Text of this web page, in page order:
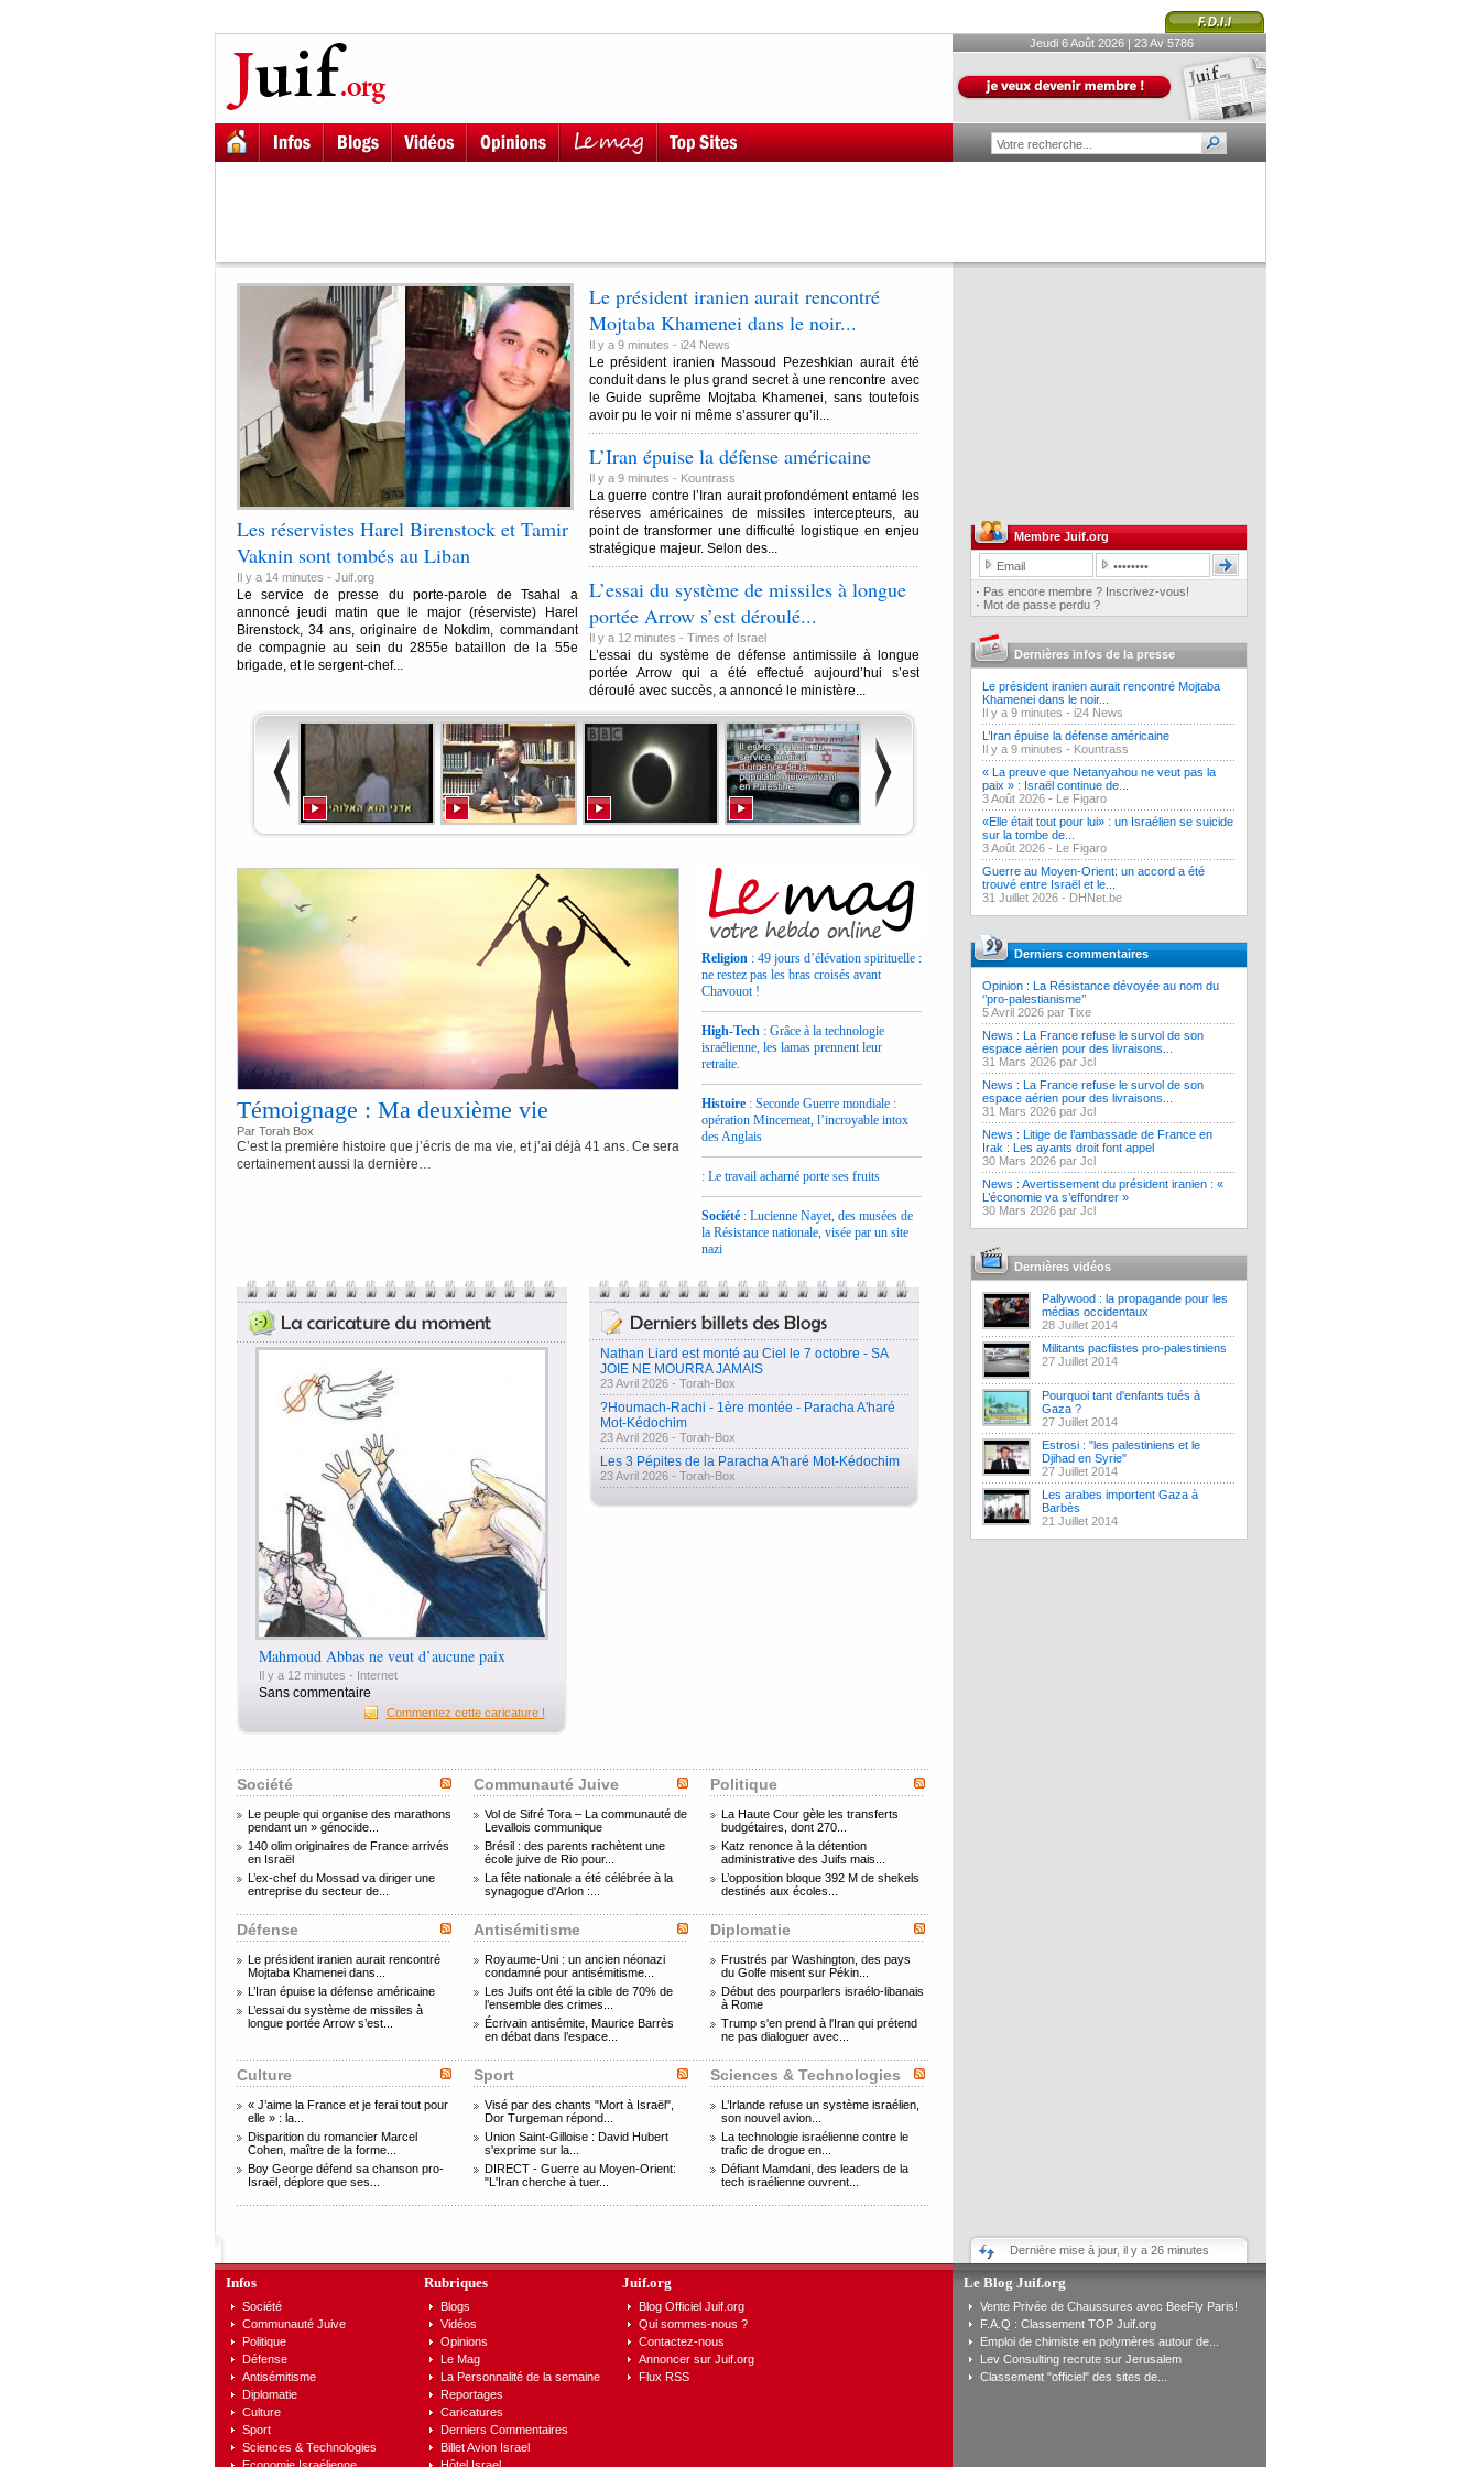
Jeudi 6 Août 2026 | 23 Av 5786
Les réservistes Harel Birenstock et Tamir
Vaknin sont tombés au Liban
Il y a 14 minutes - Juif.org
Le service de presse du porte-parole de Tsahal a
annoncé jeudi matin que le major (réserviste) Harel
Birenstock, 34 ans, originaire de Nokdim, commandant
de compagnie au sein du 2855e bataillon de la 55e
brigade, et le sergent-chef...
Le président iranien aurait rencontré
Mojtaba Khamenei dans le noir...
Il y a 9 minutes - i24 News
Le président iranien Massoud Pezeshkian aurait été
conduit dans le plus grand secret à une rencontre avec
le Guide suprême Mojtaba Khamenei, sans toutefois
avoir pu le voir ni même s’assurer qu’il...
L’Iran épuise la défense américaine
Il y a 9 minutes - Kountrass
La guerre contre l’Iran aurait profondément entamé les
réserves américaines de missiles intercepteurs, au
point de transformer une difficulté logistique en enjeu
stratégique majeur. Selon des...
L’essai du système de missiles à longue
portée Arrow s’est déroulé...
Il y a 12 minutes - Times of Israel
L’essai du système de défense antimissile à longue
portée Arrow qui a été effectué aujourd’hui s’est
déroulé avec succès, a annoncé le ministère...
Témoignage : Ma deuxième vie
Par Torah Box
C’est la première histoire que j’écris de ma vie, et j’ai déjà 41 ans. Ce sera
certainement aussi la dernière…
Religion: 49 jours d’élévation spirituelle :
ne restez pas les bras croisés avant
Chavouot !
High-Tech: Grâce à la technologie
israélienne, les lamas prennent leur
retraite.
Histoire: Seconde Guerre mondiale :
opération Mincemeat, l’incroyable intox
des Anglais
: Le travail acharné porte ses fruits
Société: Lucienne Nayet, des musées de
la Résistance nationale, visée par un site
nazi
Mahmoud Abbas ne veut d’aucune paix
Il y a 12 minutes - Internet
Sans commentaire
Commentez cette caricature !
Nathan Liard est monté au Ciel le 7 octobre - SA
JOIE NE MOURRA JAMAIS
23 Avril 2026 - Torah-Box
?Houmach-Rachi - 1ère montée - Paracha A'haré
Mot-Kédochim
23 Avril 2026 - Torah-Box
Les 3 Pépites de la Paracha A'haré Mot-Kédochim
23 Avril 2026 - Torah-Box
Société
Le peuple qui organise des marathons
pendant un » génocide...
140 olim originaires de France arrivés
en Israël
L’ex-chef du Mossad va diriger une
entreprise du secteur de...
Communauté Juive
Vol de Sifré Tora – La communauté de
Levallois communique
Brésil : des parents rachètent une
école juive de Rio pour...
La fête nationale a été célébrée à la
synagogue d'Arlon :...
Politique
La Haute Cour gèle les transferts
budgétaires, dont 270...
Katz renonce à la détention
administrative des Juifs mais...
L’opposition bloque 392 M de shekels
destinés aux écoles...
Défense
Le président iranien aurait rencontré
Mojtaba Khamenei dans...
L’Iran épuise la défense américaine
L’essai du système de missiles à
longue portée Arrow s’est...
Antisémitisme
Royaume-Uni : un ancien néonazi
condamné pour antisémitisme...
Les Juifs ont été la cible de 70% de
l’ensemble des crimes...
Écrivain antisémite, Maurice Barrès
en débat dans l’espace...
Diplomatie
Frustrés par Washington, des pays
du Golfe misent sur Pékin...
Début des pourparlers israélo-libanais
à Rome
Trump s'en prend à l'Iran qui prétend
ne pas dialoguer avec...
Culture
« J’aime la France et je ferai tout pour
elle » : la...
Disparition du romancier Marcel
Cohen, maître de la forme...
Boy George défend sa chanson pro-
Israël, déplore que ses...
Sport
Visé par des chants "Mort à Israël",
Dor Turgeman répond...
Union Saint-Gilloise : David Hubert
s'exprime sur la...
DIRECT - Guerre au Moyen-Orient:
"L'Iran cherche à tuer...
Sciences & Technologies
L’Irlande refuse un système israélien,
son nouvel avion...
La technologie israélienne contre le
trafic de drogue en...
Défiant Mamdani, des leaders de la
tech israélienne ouvrent...
Membre Juif.org
· Pas encore membre ? Inscrivez-vous!
· Mot de passe perdu ?
Dernières infos de la presse
Le président iranien aurait rencontré Mojtaba
Khamenei dans le noir...
Il y a 9 minutes - i24 News
L’Iran épuise la défense américaine
Il y a 9 minutes - Kountrass
« La preuve que Netanyahou ne veut pas la
paix » : Israël continue de...
3 Août 2026 - Le Figaro
«Elle était tout pour lui» : un Israélien se suicide
sur la tombe de...
3 Août 2026 - Le Figaro
Guerre au Moyen-Orient: un accord a été
trouvé entre Israël et le...
31 Juillet 2026 - DHNet.be
Derniers commentaires
Opinion : La Résistance dévoyée au nom du
‘’pro-palestianisme’’
5 Avril 2026 par Tixe
News : La France refuse le survol de son
espace aérien pour des livraisons...
31 Mars 2026 par Jcl
News : La France refuse le survol de son
espace aérien pour des livraisons...
31 Mars 2026 par Jcl
News : Litige de l’ambassade de France en
Irak : Les ayants droit font appel
30 Mars 2026 par Jcl
News : Avertissement du président iranien : «
L’économie va s’effondrer »
30 Mars 2026 par Jcl
Dernières vidéos
Pallywood : la propagande pour les
médias occidentaux
28 Juillet 2014
Militants pacfiistes pro-palestiniens
27 Juillet 2014
Pourquoi tant d'enfants tués à
Gaza ?
27 Juillet 2014
Estrosi : "les palestiniens et le
Djihad en Syrie"
27 Juillet 2014
Les arabes importent Gaza à
Barbès
21 Juillet 2014
Dernière mise à jour, il y a 26 minutes
Infos
Société
Communauté Juive
Politique
Défense
Antisémitisme
Diplomatie
Culture
Sport
Sciences & Technologies
Rubriques
Blogs
Vidéos
Opinions
Le Mag
La Personnalité de la semaine
Reportages
Caricatures
Derniers Commentaires
Billet Avion Israel
Juif.org
Blog Officiel Juif.org
Qui sommes-nous ?
Contactez-nous
Annoncer sur Juif.org
Flux RSS
Le Blog Juif.org
Vente Privée de Chaussures avec BeeFly Paris!
F.A.Q : Classement TOP Juif.org
Emploi de chimiste en polymères autour de...
Lev Consulting recrute sur Jerusalem
Classement "officiel" des sites de...